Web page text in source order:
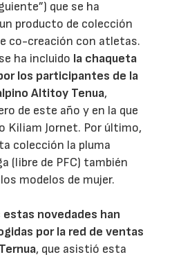
que se ha
producto de colección
co-creación con atletas.
ha incluido la chaqueta
los participantes de la
Altitoy Tenua,
de este año y en la que
Kiliam Jornet. Por último,
colección la pluma
(libre de PFC) también
modelos de mujer.
novedades han
por la red de ventas
, que asistió esta